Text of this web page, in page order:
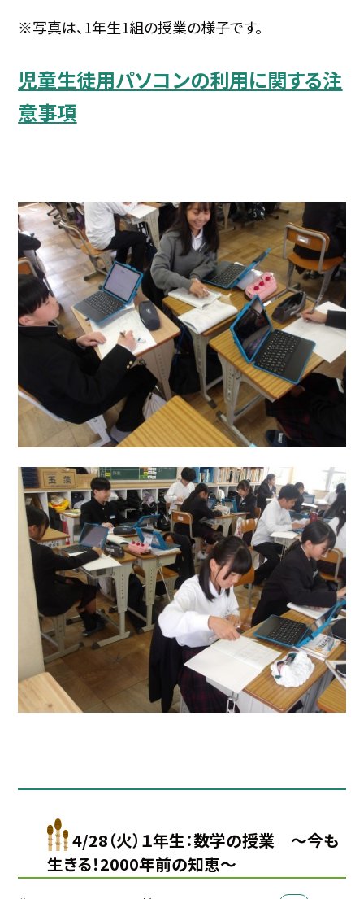
※写真は、1年生1組の授業の様子です。
児童生徒用パソコンの利用に関する注
意事項
4/28（火）１年生：数学の授業 〜今も
生きる！2000年前の知恵～